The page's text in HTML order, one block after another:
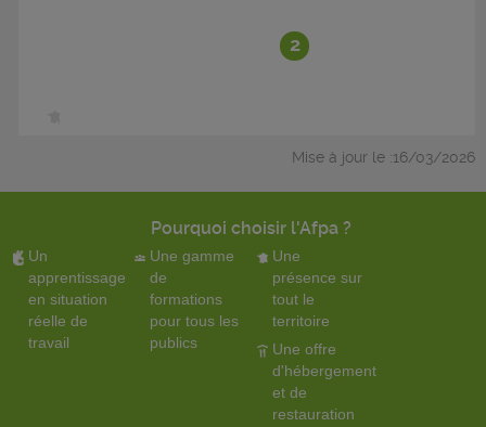
2
Mise à jour le :16/03/2026
Pourquoi choisir l'Afpa ?
Un
apprentissage
en situation
réelle de
travail
Une gamme
de
formations
pour tous les
publics
Une
présence sur
tout le
territoire
Une offre
d'hébergement
et de
restauration